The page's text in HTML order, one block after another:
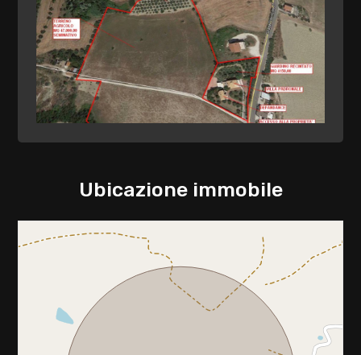
Pavim. Reparto Giorno : Monocottura / gres
porcellanato
Pavim. Reparto Notte : Monocottura / gres
porcellanato
Ingresso autonomo
Allestimento del giardino o del terreno : Verde
allestito
Ubicazione immobile